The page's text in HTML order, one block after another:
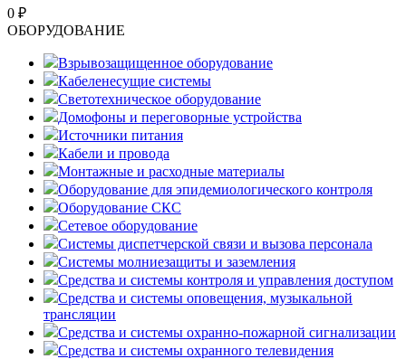
0 ₽
OБОРУДОВАНИЕ
Взрывозащищенное оборудование
Кабеленесущие системы
Светотехническое оборудование
Домофоны и переговорные устройства
Источники питания
Кабели и провода
Монтажные и расходные материалы
Оборудование для эпидемиологического контроля
Оборудование СКС
Сетевое оборудование
Системы диспетчерской связи и вызова персонала
Системы молниезащиты и заземления
Средства и системы контроля и управления доступом
Средства и системы оповещения, музыкальной
трансляции
Средства и системы охранно-пожарной сигнализации
Средства и системы охранного телевидения